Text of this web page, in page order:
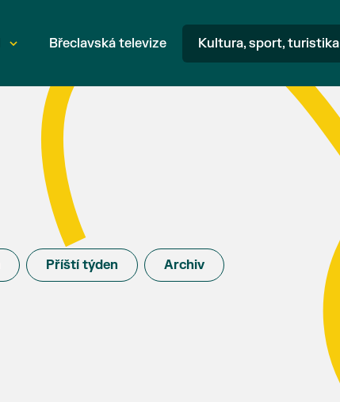
Břeclavská televize Kultura, sport, turistika
Příští týden Archiv